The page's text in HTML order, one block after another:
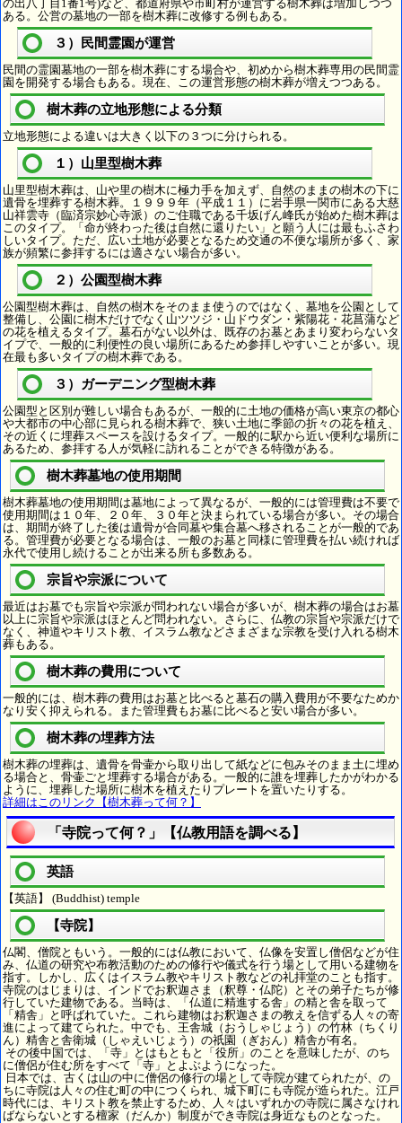
の出八丁目1番1号)など、都道府県や市町村が運営する樹木葬は増加しつつ
ある。公営の墓地の一部を樹木葬に改修する例もある。
３）民間霊園が運営
民間の霊園墓地の一部を樹木葬にする場合や、初めから樹木葬専用の民間霊
園を開発する場合もある。現在、この運営形態の樹木葬が増えつつある。
樹木葬の立地形態による分類
立地形態による違いは大きく以下の３つに分けられる。
１）山里型樹木葬
山里型樹木葬は、山や里の樹木に極力手を加えず、自然のままの樹木の下に
遺骨を埋葬する樹木葬。１９９９年（平成１１）に岩手県一関市にある大慈
山祥雲寺（臨済宗妙心寺派）のご住職である千坂げん峰氏が始めた樹木葬は
このタイプ。「命が終わった後は自然に還りたい」と願う人には最もふさわ
しいタイプ。ただ、広い土地が必要となるため交通の不便な場所が多く、家
族が頻繁に参拝するには適さない場合が多い。
２）公園型樹木葬
公園型樹木葬は、自然の樹木をそのまま使うのではなく、墓地を公園として
整備し、公園に樹木だけでなく山ツツジ・山ドウダン・紫陽花・花菖蒲など
の花を植えるタイプ。墓石がない以外は、既存のお墓とあまり変わらないタ
イプで、一般的に利便性の良い場所にあるため参拝しやすいことが多い。現
在最も多いタイプの樹木葬である。
３）ガーデニング型樹木葬
公園型と区別が難しい場合もあるが、一般的に土地の価格が高い東京の都心
や大都市の中心部に見られる樹木葬で、狭い土地に季節の折々の花を植え、
その近くに埋葬スペースを設けるタイプ。一般的に駅から近い便利な場所に
あるため、参拝する人が気軽に訪れることができる特徴がある。
樹木葬墓地の使用期間
樹木葬墓地の使用期間は墓地によって異なるが、一般的には管理費は不要で
使用期間は１０年、２０年、３０年と決まられている場合が多い。その場合
は、期間が終了した後は遺骨が合同墓や集合墓へ移されることが一般的であ
る。管理費が必要となる場合は、一般のお墓と同様に管理費を払い続ければ
永代で使用し続けることが出来る所も多数ある。
宗旨や宗派について
最近はお墓でも宗旨や宗派が問われない場合が多いが、樹木葬の場合はお墓
以上に宗旨や宗派はほとんど問われない。さらに、仏教の宗旨や宗派だけで
なく、神道やキリスト教、イスラム教などさまざまな宗教を受け入れる樹木
葬もある。
樹木葬の費用について
一般的には、樹木葬の費用はお墓と比べると墓石の購入費用が不要なためか
なり安く抑えられる。また管理費もお墓に比べると安い場合が多い。
樹木葬の埋葬方法
樹木葬の埋葬は、遺骨を骨壷から取り出して紙などに包みそのまま土に埋め
る場合と、骨壷ごと埋葬する場合がある。一般的に誰を埋葬したかがわかる
ように、埋葬した場所に樹木を植えたりプレートを置いたりする。
詳細はこのリンク【樹木葬って何？】
「寺院って何？」【仏教用語を調べる】
英語
【英語】 (Buddhist) temple
【寺院】
仏閣、僧院ともいう。一般的には仏教において、仏像を安置し僧侶などが住
み、仏道の研究や布教活動のための修行や儀式を行う場として用いる建物を
指す。しかし、広くはイスラム教やキリスト教などの礼拝堂のことも指す。
寺院のはじまりは、インドでお釈迦さま（釈尊・仏陀）とその弟子たちが修
行していた建物である。当時は、「仏道に精進する舎」の精と舎を取って
「精舎」と呼ばれていた。これら建物はお釈迦さまの教えを信ずる人々の寄
進によって建てられた。中でも、王舎城（おうしゃじょう）の竹林（ちくり
ん）精舎と舎衛城（しゃえいじょう）の祇園（ぎおん）精舎が有名。
その後中国では、「寺」とはもともと「役所」のことを意味したが、のち
に僧侶が住む所をすべて「寺」とよぶようになった。
日本では、古くは山の中に僧侶の修行の場として寺院が建てられたが、の
ちに寺院は人々の住む町の中につくられ、城下町にも寺院が造られた。江戸
時代には、キリスト教を禁止するため、人々はいずれかの寺院に属さなけれ
ばならないとする檀家（だんか）制度ができ寺院は身近なものとなった。